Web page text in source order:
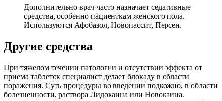
Дополнительно врач часто назначает седативные
средства, особенно пациенткам женского пола.
Используются Афобазол, Новопассит, Персен.
Другие средства
При тяжелом течении патологии и отсутствии эффекта от
приема таблеток специалист делает блокаду в области
поражения. Суть процедуры во введении подкожно, в области
болезненности, раствора Лидокаина или Новокаина.